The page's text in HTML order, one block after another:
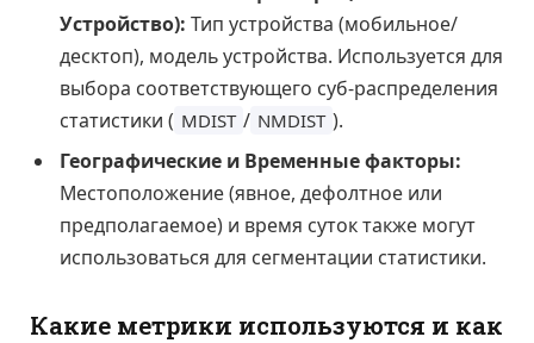
Устройство): Тип устройства (мобильное/
десктоп), модель устройства. Используется для
выбора соответствующего суб-распределения
статистики ( MDIST / NMDIST ).
Географические и Временные факторы:
Местоположение (явное, дефолтное или
предполагаемое) и время суток также могут
использоваться для сегментации статистики.
Какие метрики используются и как